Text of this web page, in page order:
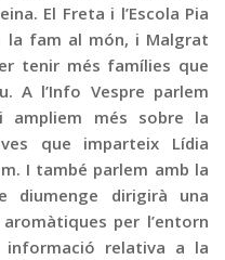
El Freta i l’Escola Pia
la fam al món, i Malgrat
tenir més famílies que
A l’Info Vespre parlem
ampliem més sobre la
que imparteix Lídia
I també parlem amb la
diumenge dirigirà una
per l’entorn
informació relativa a la